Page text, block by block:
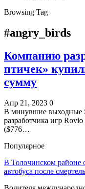
Browsing Tag
#angry_birds
Компанию
птичек»
сумму
Апр 21, 2023 0
В минувшие выходные
разработчика игр
($776…
Популярное
В Толочинском районе
автобуса после